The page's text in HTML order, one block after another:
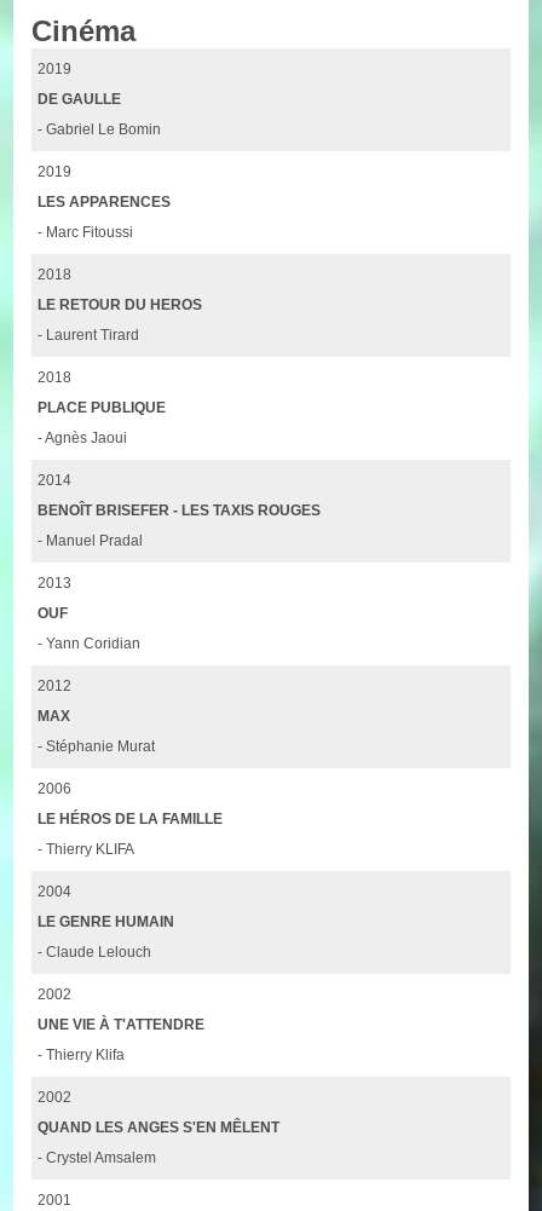
Cinéma
2019
DE GAULLE
- Gabriel Le Bomin
2019
LES APPARENCES
- Marc Fitoussi
2018
LE RETOUR DU HEROS
- Laurent Tirard
2018
PLACE PUBLIQUE
- Agnès Jaoui
2014
BENOÎT BRISEFER - LES TAXIS ROUGES
- Manuel Pradal
2013
OUF
- Yann Coridian
2012
MAX
- Stéphanie Murat
2006
LE HÉROS DE LA FAMILLE
- Thierry KLIFA
2004
LE GENRE HUMAIN
- Claude Lelouch
2002
UNE VIE À T'ATTENDRE
- Thierry Klifa
2002
QUAND LES ANGES S'EN MÊLENT
- Crystel Amsalem
2001